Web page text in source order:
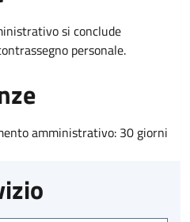
si conclude
personale.
amministrativo: 30 giorni